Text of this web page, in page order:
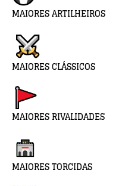
MAIORES ARTILHEIROS
MAIORES CLÁSSICOS
MAIORES RIVALIDADES
MAIORES TORCIDAS